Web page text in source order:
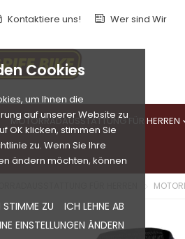
Cookies
um Ihnen die
auf unserer Website zu
OK klicken, stimmen Sie
zu. Wenn Sie Ihre
ändern möchten, können
STIMME ZU
ICH LEHNE AB
EINSTELLUNGEN ÄNDERN
Kontaktiere uns! Wer sind Wir
MOTORRADAUSSTATTUNG FÜR HERREN